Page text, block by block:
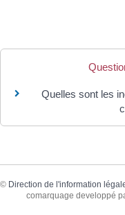
Quelles sont les
© Direction de l'information
comarquage developpé